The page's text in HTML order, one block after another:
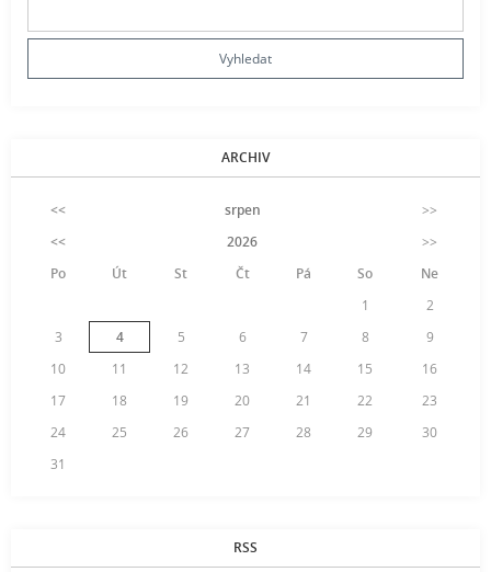
ARCHIV
<< srpen
>>
<<
2026
>>
Po
Út St Čt Pá So
Ne
1
2
3
4 5 6 7 8
9
10
11 12 13 14 15
16
17
18 19 20 21 22
23
24
25 26 27 28 29
30
31
RSS